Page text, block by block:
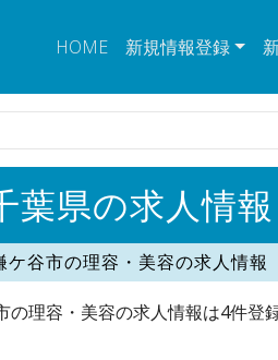
HOME 新規情報登録
葉県の求人情報
ケ谷市の理容・美容の求人情報
の理容・美容の求人情報は4件登